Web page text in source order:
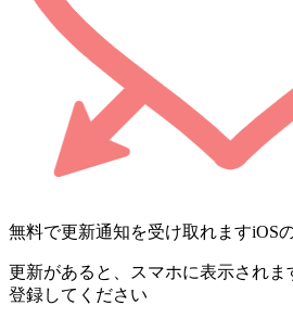
無料で更新通知を受け取れますiOS
更新があると、スマホに表示されま
登録してください